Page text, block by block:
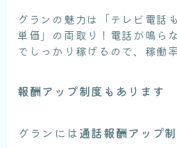
グランの魅力は「テレビ電話
単価」の両取り！電話が鳴ら
でしっかり稼げるので、稼働
報酬アップ制度もあります
グランには 通話報酬アップ